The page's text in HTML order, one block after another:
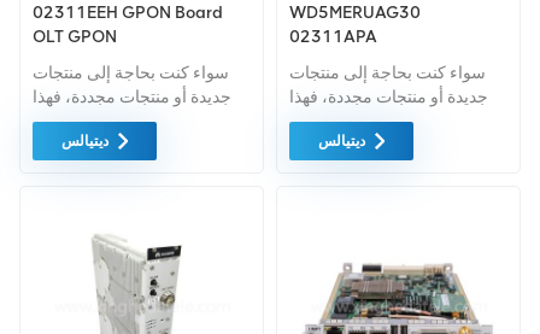
02311EEH GPON Board
OLT GPON
GPHF/H901GPSF
16xGPON
سواء كنت بحاجة إلى منتجات
جديدة أو منتجات مجددة، فهذا
أمر شامل الضمان كمعيار. نحن
فقط نشتري معدات السوق
توفير كل هذه بأفضل الأسعار
ديتيالس
WD5MERUAG30
02311APA
سواء كنت بحاجة إلى منتجات
جديدة أو منتجات مجددة، فهذا
أمر شامل الضمان كمعيار. نحن
فقط نشتري معدات السوق
توفير كل هذه بأفضل الأسعار
ديتيالس